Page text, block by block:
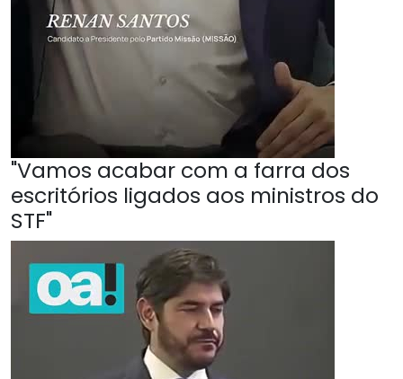
"Vamos acabar com a farra dos
escritórios ligados aos ministros do
STF"